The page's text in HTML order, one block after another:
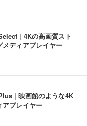
| 4Kの高画質スト
ディアプレイヤー
| 映画館のような4K
プレイヤー